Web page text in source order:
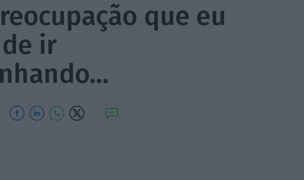
que eu
ir